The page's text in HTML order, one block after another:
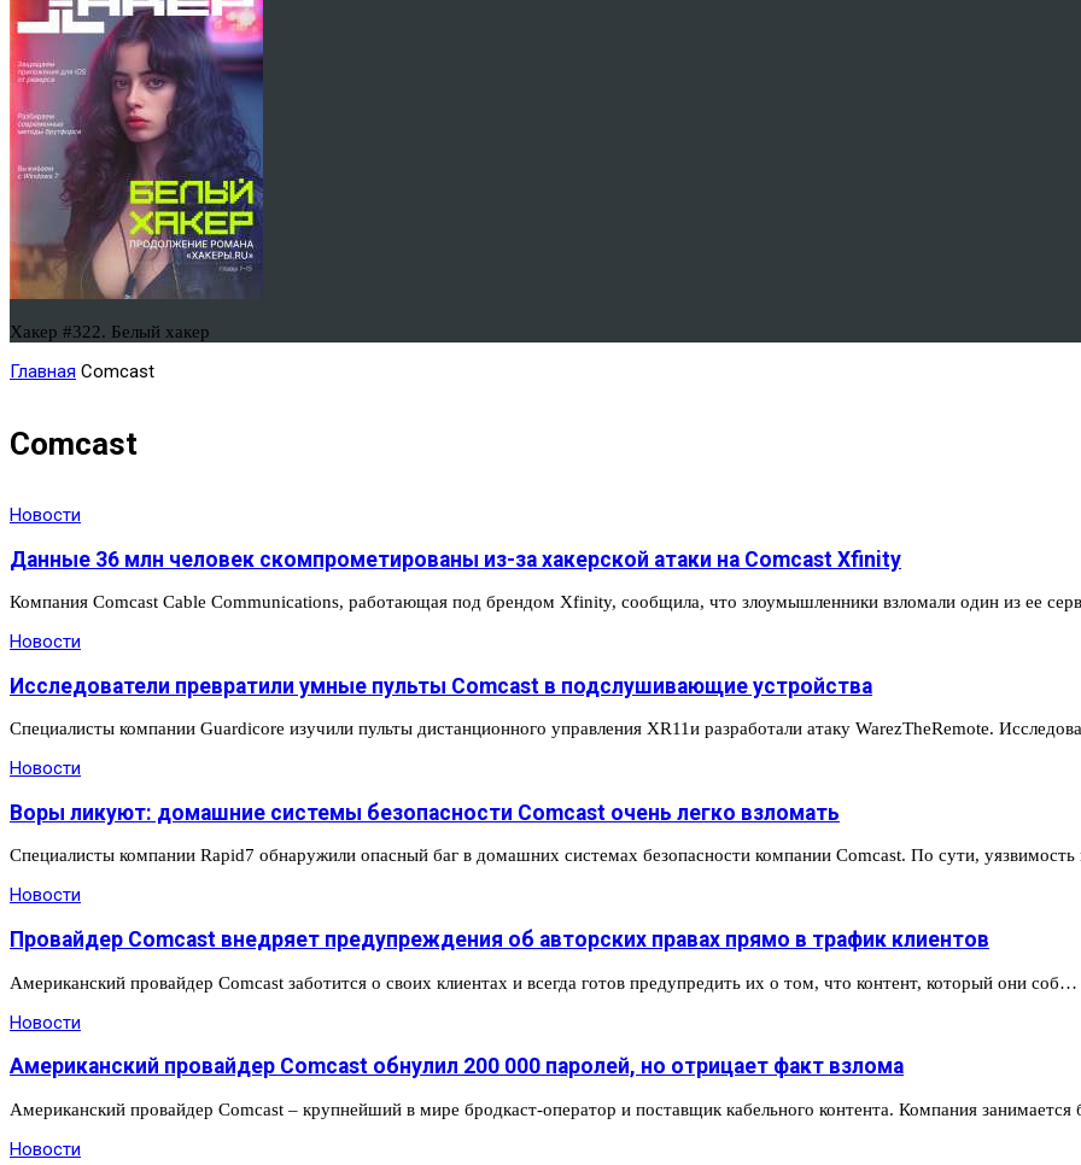
Хакер #322. Белый хакер
Главная Comcast
Comcast
Новости
Данные 36 млн человек скомпрометированы из-за хакерской атаки на Comcast Xfinity
Компания Comcast Cable Communications, работающая под брендом Xfinity, сообщила, что злоумышленники взломали один из ее
Новости
Исследователи превратили умные пульты Comcast в подслушивающие устройства
Специалисты компании Guardicore изучили пульты дистанционного управления XR11и разработали атаку WarezTheRemote.
Новости
Воры ликуют: домашние системы безопасности Comcast очень легко взломать
Специалисты компании Rapid7 обнаружили опасный баг в домашних системах безопасности компании Comcast. По сути,
Новости
Провайдер Comcast внедряет предупреждения об авторских правах прямо в трафик клиентов
Американский провайдер Comcast заботится о своих клиентах и всегда готов предупредить их о том, что контент, который они соб…
Новости
Американский провайдер Comcast обнулил 200 000 паролей, но отрицает факт взлома
Американский провайдер Comcast – крупнейший в мире бродкаст-оператор и поставщик кабельного контента. Компания
Новости